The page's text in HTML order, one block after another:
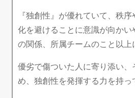
『独創性』が優れていて、秩
化を避けることに意識が向かい
の関係、所属チームのこと以上
優劣で傷ついた人に寄り添い
め、独創性を発揮する力を持っ